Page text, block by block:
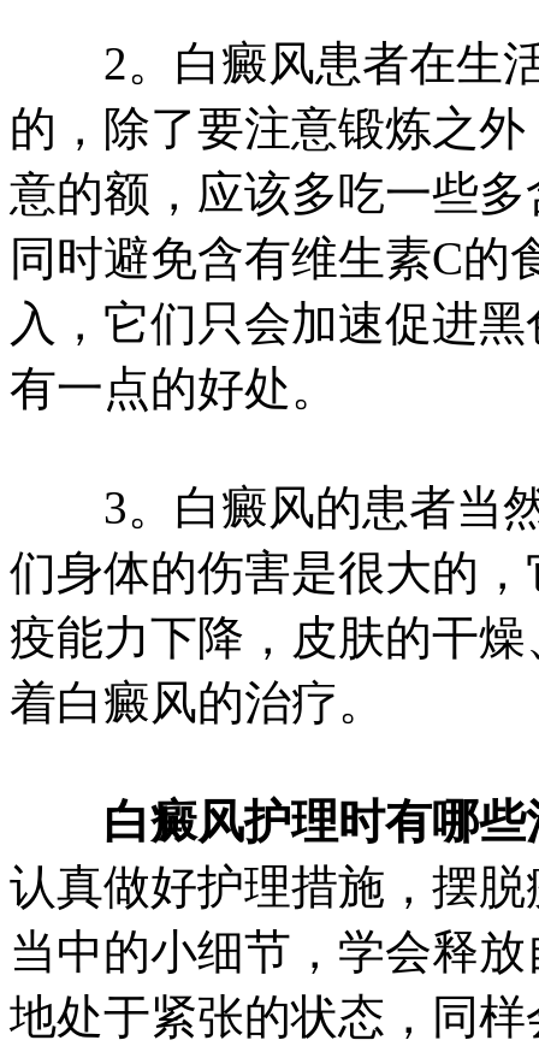
2。白癜风患者在生活
的，除了要注意锻炼之
意的额，应该多吃一些
同时避免含有维生素C的
入，它们只会加速促进
有一点的好处。
3。白癜风的患者当然
们身体的伤害是很大的
疫能力下降，皮肤的干
着白癜风的治疗。
白癜风护理时有哪
认真做好护理措施，摆
当中的小细节，学会释
地处于紧张的状态，同